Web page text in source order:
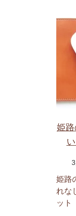
姫
姫路
れな
ット